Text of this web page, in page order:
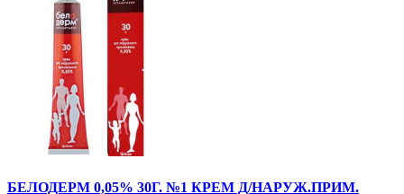
БЕЛОДЕРМ 0,05% 30Г. №1 КРЕМ Д/НАРУЖ.ПРИМ.